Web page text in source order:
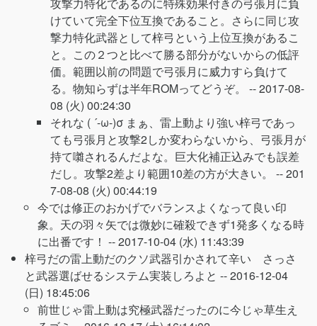
けていて完全下位互換であること。さらに同じ攻
撃力特化武器として梓弓という上位互換があるこ
と。この２つと比べて勝る部分がないからの低評
価。範囲以前の問題で弓張月に威力すら負けて
る。物知らずは半年ROMってどうぞ。 --2017-08-
08 (火) 00:24:30
それな ( ´-ω-)σ まぁ、雷上動より強い梓弓であっ
ても弓張月と攻撃2しか変わらないから、弓張月が
持て囃されるんだよな。巨大化補正込みでも誤差
だし。攻撃2差より範囲10差の方が大きい。 --201
7-08-08 (火) 00:44:19
今では修正のおかげでバランスよくなって良い印
象。天の羽々矢では微妙に確殺できず1発多くなる時
に出番です！ --2017-10-04 (水) 11:43:39
梓弓だの雷上動だのクソ武器引かされて辛い さっさ
と武器選ばせるシステム実装しろよと --2016-12-04
(日) 18:45:06
前世じゃ雷上動は究極武器だったのに今じゃ草生え